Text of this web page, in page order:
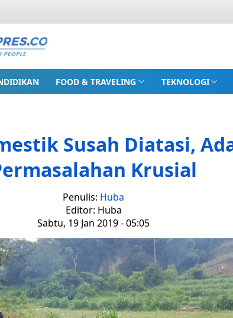
FOOD & TRAVELING TEKNOLOGI
Susah Diatasi,
Krusial
Penulis: Huba
Editor: Huba
Sabtu, 19 Jan 2019 - 05:05